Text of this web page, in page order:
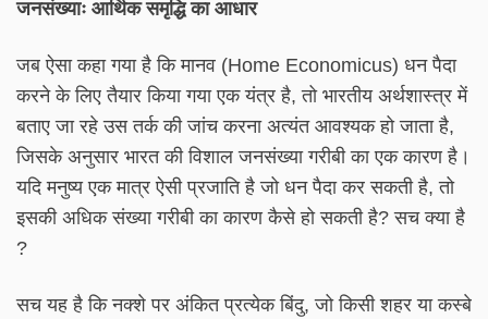
जनसंख्याः आर्थिक समृद्धि का आधार
जब ऐसा कहा गया है कि मानव (Home Economicus) धन पैदा
करने के लिए तैयार किया गया एक यंत्र है, तो भारतीय अर्थशास्त्र में
बताए जा रहे उस तर्क की जांच करना अत्यंत आवश्यक हो जाता है,
जिसके अनुसार भारत की विशाल जनसंख्या गरीबी का एक कारण है।
यदि मनुष्य एक मात्र ऐसी प्रजाति है जो धन पैदा कर सकती है, तो
इसकी अधिक संख्या गरीबी का कारण कैसे हो सकती है? सच क्या है
?
सच यह है कि नक्शे पर अंकित प्रत्येक बिंदु, जो किसी शहर या कस्बे